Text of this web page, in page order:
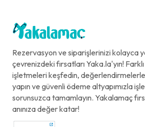
Rezervasyon ve siparişlerinizi kolayca
çevrenizdeki fırsatları Yaka.la'yın!
işletmeleri keşfedin,
yapın ve güvenli ödeme altyapımızla
sorunsuzca tamamlayın. Yakalamaç
anınıza değer katar!